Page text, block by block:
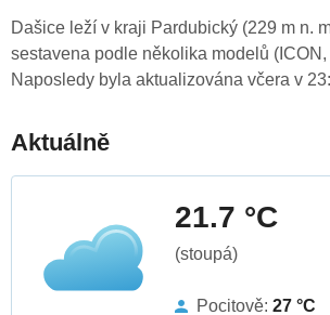
Dašice leží v kraji Pardubický (229 m n.
sestavena podle několika modelů
Naposledy byla aktualizována včera v
Aktuálně
21.7 °C
(stoupá)
Pocitově: 27 °C